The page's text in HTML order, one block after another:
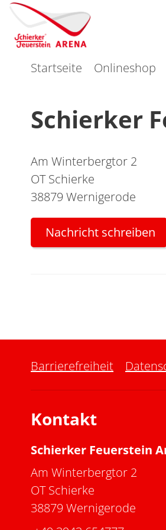
Startseite Onlineshop
Schierker
Am Winterbergtor 2
OT Schierke
38879 Wernigerode
Nachricht schreiben
Barrierefreiheit
Kontakt
Schierker Feuerstein
Am Winterbergtor 2
OT Schierke
38879 Wernigerode